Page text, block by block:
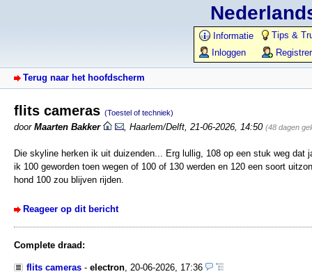
Informatie
Tips &
Inloggen
Terug naar het hoofdscherm
flits cameras (Toestel of techniek)
door Maarten Bakker Haarlem/Delft 21-06-2026, 14:50 (48 dagen
Die skyline herken ik uit duizenden... Erg lullig, 108 op een stuk weg dat
ik 100 geworden toen wegen of 100 of 130 werden en 120 een soort
hond 100 zou blijven rijden.
Reageer op dit bericht
Complete draad:
flits cameras - electron 20-06-2026, 17:36